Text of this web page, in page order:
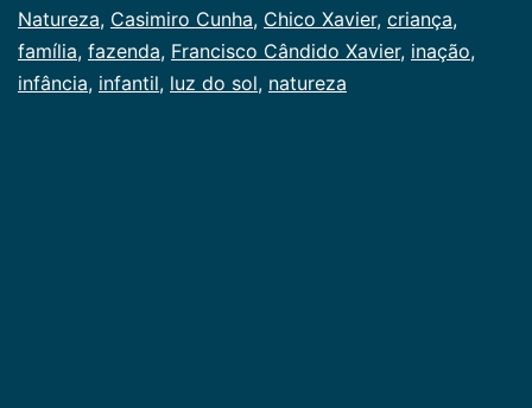
como
Infancia
Natureza, Casimiro Cunha, Chico Xavier, criança,
família, fazenda, Francisco Cândido Xavier, inação,
infância, infantil, luz do sol, natureza